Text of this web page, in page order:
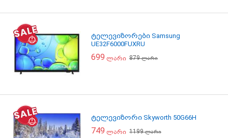
ტელევიზორები Samsung
UE32F6000FUXRU
699 ლარი 879ლარი
ტელევიზორი Skyworth 50G66H
749 ლარი 1199ლარი